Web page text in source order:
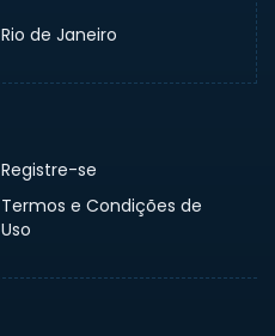
Rio de Janeiro
Registre-se
Termos e Condições de
Uso